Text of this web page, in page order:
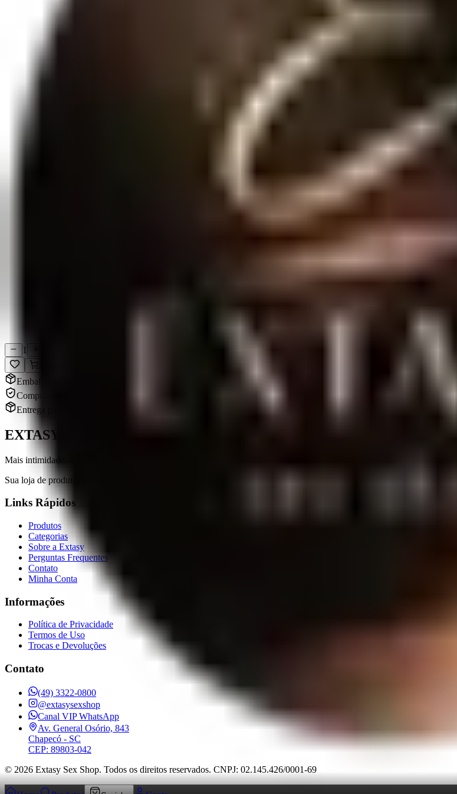
Calcinha confortável e sensual é um conjunto ideal! A Calcinha Calesson toda em renda de alta qualidade que estica,
mais linda ainda, afinal não é só calcinha fio dental que te deixa sexy....
1
Embalagem 100% discreta
Compra segura e sigilosa
Entrega para todo Brasil
EXTASY
Mais intimidade, mais conexão.
Sua loja de produtos eróticos em Chapecó, SC. Qualidade, variedade e entrega discreta para todo o Brasil.
Links Rápidos
Produtos
Categorias
Sobre a Extasy
Perguntas Frequentes
Contato
Minha Conta
Informações
Política de Privacidade
Termos de Uso
Trocas e Devoluções
Contato
(49) 3322-0800
@extasysexshop
Canal VIP WhatsApp
Av. General Osório, 843
Chapecó - SC
CEP: 89803-042
© 2026 Extasy Sex Shop. Todos os direitos reservados. CNPJ: 02.145.426/0001-69